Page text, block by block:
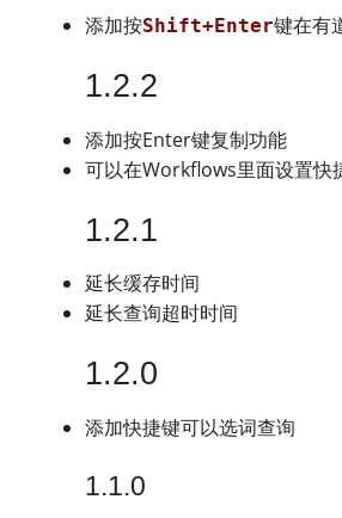
添加按Shift+Enter键在有
1.2.2
添加按Enter键复制功能
可以在Workflows里面设置快
1.2.1
延长缓存时间
延长查询超时时间
1.2.0
添加快捷键可以选词查询
1.1.0